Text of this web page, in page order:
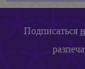
Подписаться